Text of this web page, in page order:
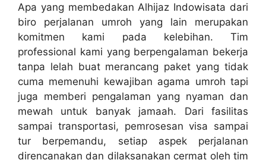
Apa yang membedakan Alhijaz Indowisata dari
biro perjalanan umroh yang lain merupakan
komitmen kami pada kelebihan. Tim
professional kami yang berpengalaman bekerja
tanpa lelah buat merancang paket yang tidak
cuma memenuhi kewajiban agama umroh tapi
juga memberi pengalaman yang nyaman dan
mewah untuk banyak jamaah. Dari fasilitas
sampai transportasi, pemrosesan visa sampai
tur berpemandu, setiap aspek perjalanan
direncanakan dan dilaksanakan cermat oleh tim